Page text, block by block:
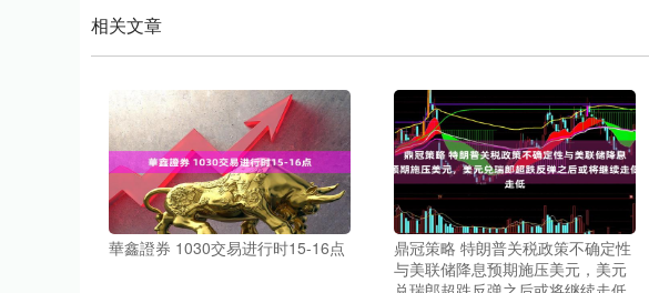
相关文章
華鑫證券 1030交易进行时15-16点
鼎冠策略 特朗普关税政策不确定性
与美联储降息预期施压美元，美元